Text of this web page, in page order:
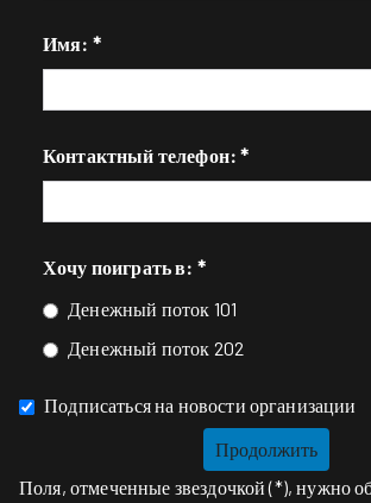
Имя: *
Контактный телефон: *
Хочу поиграть в: *
Денежный поток 101
Денежный поток 202
Подписаться на новости организации
Поля, отмеченные звездочкой (*), нужно